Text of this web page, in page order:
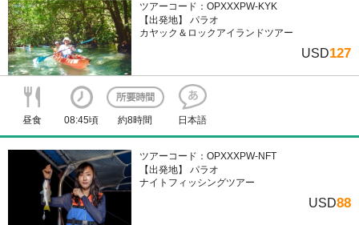
ツアーコード：OPXXXPW-KYK
【出発地】 パラオ
カヤック＆ロックアイランドツアー
USD127
昼食 08:45頃 約8時間 日本語
ツアーコード：OPXXXPW-NFT
【出発地】 パラオ
ナイトフィッシングツアー
USD88